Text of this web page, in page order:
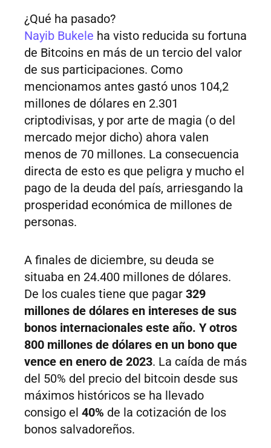
¿Qué ha pasado?
Nayib Bukele ha visto reducida su fortuna
de Bitcoins en más de un tercio del valor
de sus participaciones. Como
mencionamos antes gastó unos 104,2
millones de dólares en 2.301
criptodivisas, y por arte de magia (o del
mercado mejor dicho) ahora valen
menos de 70 millones. La consecuencia
directa de esto es que peligra y mucho el
pago de la deuda del país, arriesgando la
prosperidad económica de millones de
personas.
A finales de diciembre, su deuda se
situaba en 24.400 millones de dólares.
De los cuales tiene que pagar 329
millones de dólares en intereses de sus
bonos internacionales este año. Y otros
800 millones de dólares en un bono que
vence en enero de 2023. La caída de más
del 50% del precio del bitcoin desde sus
máximos históricos se ha llevado
consigo el 40% de la cotización de los
bonos salvadoreños.